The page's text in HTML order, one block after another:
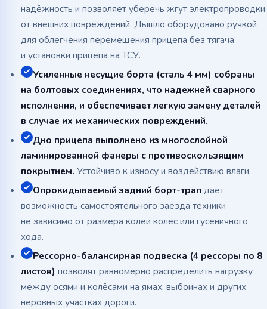
надёжность и позволяет уберечь жгут электропроводки
от внешних повреждений. Дышло оборудовано ручкой
для облегчения перемещения прицепа без тягача
и установки прицепа на ТСУ.
Усиленные несущие борта (сталь 4 мм) собраны
на болтовых соединениях, что надежней сварного
исполнения, и обеспечивает легкую замену деталей
в случае их механических повреждений.
Дно прицепа выполнено из многослойной
ламинированной фанеры с противоскользящим
покрытием. Устойчиво к износу и воздействию влаги.
Опрокидываемый задний борт-трап даёт
возможность самостоятельного заезда техники
не зависимо от размера колеи колёс или гусеничного
хода.
Рессорно-балансирная подвеска (4 рессоры по 8
листов) позволят равномерно распределить нагрузку
между осями и колёсами на ямах, выбоинах и других
неровных участках дороги.